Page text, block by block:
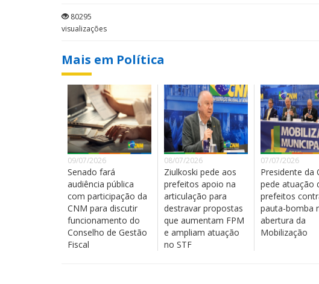
80295
visualizações
Mais em Política
09/07/2026
Senado fará
audiência pública
com participação da
CNM para discutir
funcionamento do
Conselho de Gestão
Fiscal
08/07/2026
Ziulkoski pede aos
prefeitos apoio na
articulação para
destravar propostas
que aumentam FPM
e ampliam atuação
no STF
07/07/2026
Presidente da
pede atuação
prefeitos
pauta-bomba
abertura da
Mobilização